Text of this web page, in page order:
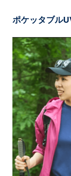
ポケッタブル